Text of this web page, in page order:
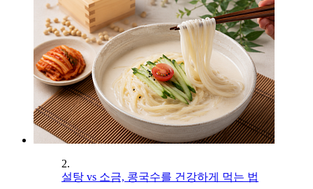
2.
설탕 vs 소금, 콩국수를 건강하게 먹는 법